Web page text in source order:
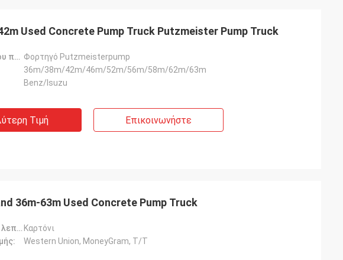
Used Concrete Pump Truck Putzmeister Pump Truck
Ονομασία του προϊόντος: Φορτηγό Putzmeisterpump
36m/38m/42m/46m/52m/56m/58m/62m/63m
Benz/Isuzu
Τιμή Επικοινωνήστε
36m-63m Used Concrete Pump Truck
Συσκευασία λεπτομέρειες: Καρτόνι
Western Union, MoneyGram, T/T